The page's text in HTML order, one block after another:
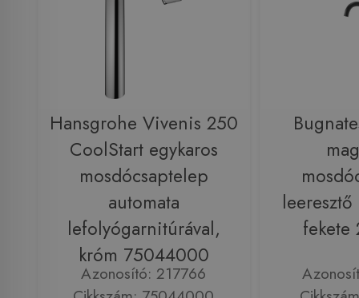
Hansgrohe Vivenis 250
CoolStart egykaros
mosdócsaptelep
automata
lefolyógarnitúrával,
króm 75044000
Azonosító: 217766
fekete